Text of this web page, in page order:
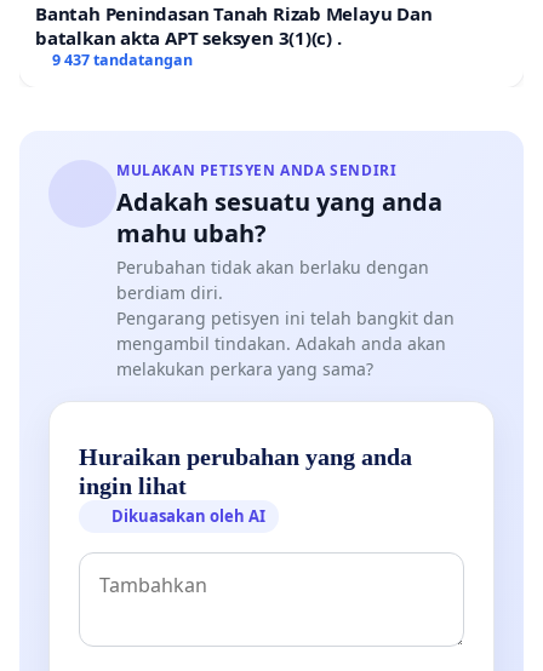
Bantah Penindasan Tanah Rizab Melayu Dan
batalkan akta APT seksyen 3(1)(c) .
9 437 tandatangan
MULAKAN PETISYEN ANDA SENDIRI
Adakah sesuatu yang anda
mahu ubah?
Perubahan tidak akan berlaku dengan
berdiam diri.
Pengarang petisyen ini telah bangkit dan
mengambil tindakan. Adakah anda akan
melakukan perkara yang sama?
Huraikan perubahan yang anda
ingin lihat
Dikuasakan oleh AI